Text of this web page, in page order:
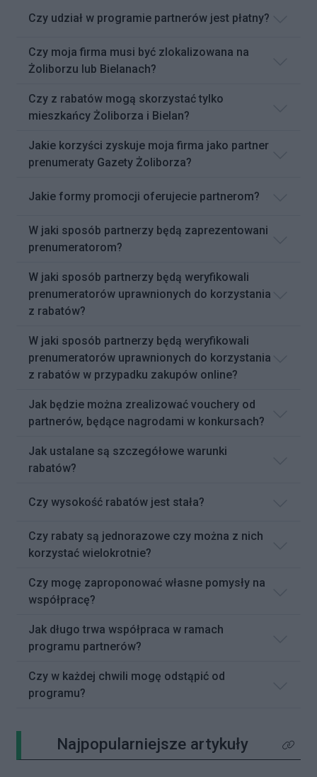
Czy udział w programie partnerów jest płatny?
Czy moja firma musi być zlokalizowana na
Żoliborzu lub Bielanach?
Czy z rabatów mogą skorzystać tylko
mieszkańcy Żoliborza i Bielan?
Jakie korzyści zyskuje moja firma jako partner
prenumeraty Gazety Żoliborza?
Jakie formy promocji oferujecie partnerom?
W jaki sposób partnerzy będą zaprezentowani
prenumeratorom?
W jaki sposób partnerzy będą weryfikowali
prenumeratorów uprawnionych do korzystania
z rabatów?
W jaki sposób partnerzy będą weryfikowali
prenumeratorów uprawnionych do korzystania
z rabatów w przypadku zakupów online?
Jak będzie można zrealizować vouchery od
partnerów, będące nagrodami w konkursach?
Jak ustalane są szczegółowe warunki
rabatów?
Czy wysokość rabatów jest stała?
Czy rabaty są jednorazowe czy można z nich
korzystać wielokrotnie?
Czy mogę zaproponować własne pomysły na
współpracę?
Jak długo trwa współpraca w ramach
programu partnerów?
Czy w każdej chwili mogę odstąpić od
programu?
Najpopularniejsze artykuły Kliknij